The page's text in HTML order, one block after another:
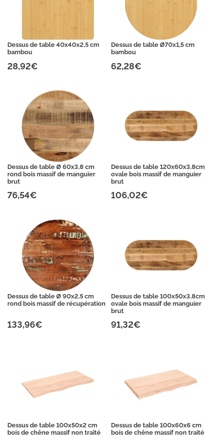
Dessus de table 40x40x2,5 cm
bambou
28,92€
Dessus de table Ø70x1,5 cm
bambou
62,28€
Dessus de table Ø 60x3,8 cm
rond bois massif de manguier
brut
76,54€
Dessus de table 120x60x3,8cm
ovale bois massif de manguier
brut
106,02€
Dessus de table Ø 90x2,5 cm
rond bois massif de récupération
133,96€
Dessus de table 100x50x3,8cm
ovale bois massif de manguier
brut
91,32€
Dessus de table 100x50x2 cm
bois de chêne massif non traité
Dessus de table 100x60x6 cm
bois de chêne massif non traité